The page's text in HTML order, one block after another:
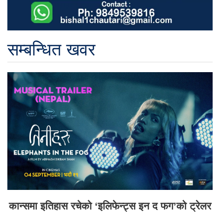
सम्बन्धित खवर
कान्समा इतिहास रचेको ‘इलिफेन्ट्स इन द फग’को ट्रेलर